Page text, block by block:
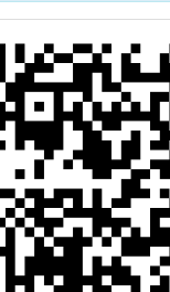
列影
學輔
請惠
學務
室、